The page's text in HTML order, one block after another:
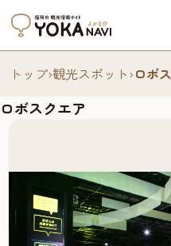
トップ›観光スポット›ロボ
ロボスクエア